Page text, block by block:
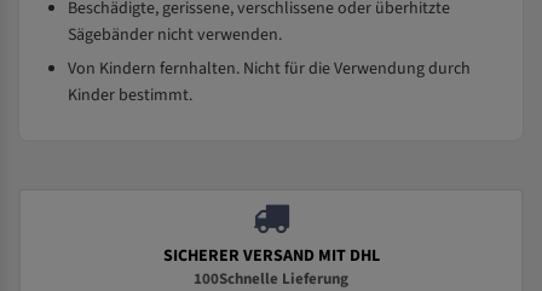
Beschädigte, gerissene, verschlissene oder überhitzte
Sägebänder nicht verwenden.
Von Kindern fernhalten. Nicht für die Verwendung durch
Kinder bestimmt.
SICHERER VERSAND MIT DHL
100Schnelle Lieferung